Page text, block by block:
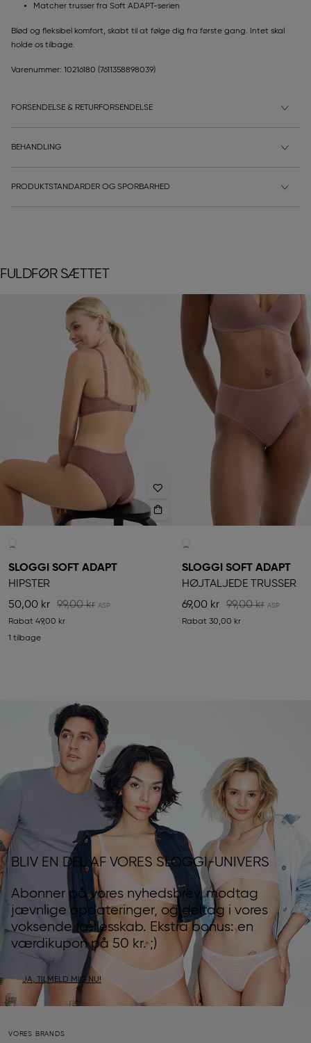
Matcher trusser fra Soft ADAPT-serien
Blød og fleksibel komfort, skabt til at følge dig fra første gang. Intet skal
holde os tilbage.
Varenummer: 10216180 (7611358898039)
FORSENDELSE & RETURFORSENDELSE
BEHANDLING
PRODUKTSTANDARDER OG SPORBARHED
FULDFØR SÆTTET
SLOGGI SOFT ADAPT
HIPSTER
50,00 kr
99,00 kr
Rabat 49,00 kr
1 tilbage
SLOGGI SOFT ADAPT
HØJTALJEDE TRUSSER
69,00 kr
99,00 kr
Rabat 30,00 kr
BLIV EN DEL AF VORES SLOGGI-UNIVERS
Abonner på vores nyhedsbrev, modtag
jævnlige opdateringer, og deltag i vores
voksende fællesskab. Ekstra bonus: en
værdikupon på 50 kr. ;)
JA, TILMELD MIG NU!
VORES BRANDS